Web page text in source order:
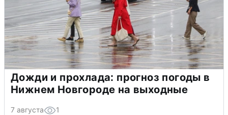
Дожди и прохлада: прогноз погоды в
Нижнем Новгороде на выходные
7 августа 1